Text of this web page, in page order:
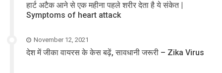
हार्ट अटैक आने से एक महीना पहले शरीर देता है ये संकेत |
Symptoms of heart attack
November 12, 2021
देश में जीका वायरस के केस बढ़ें, सावधानी जरूरी – Zika Virus